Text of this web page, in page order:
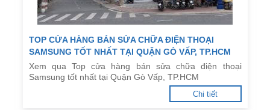
TOP CỬA HÀNG BÁN SỬA CHỮA ĐIỆN THOẠI
SAMSUNG TỐT NHẤT TẠI QUẬN GÒ VẤP, TP.HCM
Xem qua Top cửa hàng bán sửa chữa điện thoại
Samsung tốt nhất tại Quận Gò Vấp, TP.HCM
Chi tiết